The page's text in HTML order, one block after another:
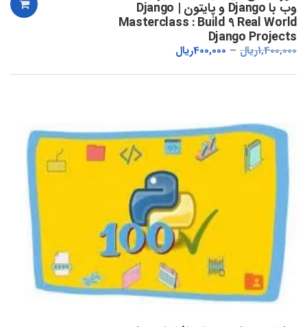
وب با Django و پایتون | Django
Masterclass : Build 9 Real World
Django Projects
1,400,000ریال 400,000ریال